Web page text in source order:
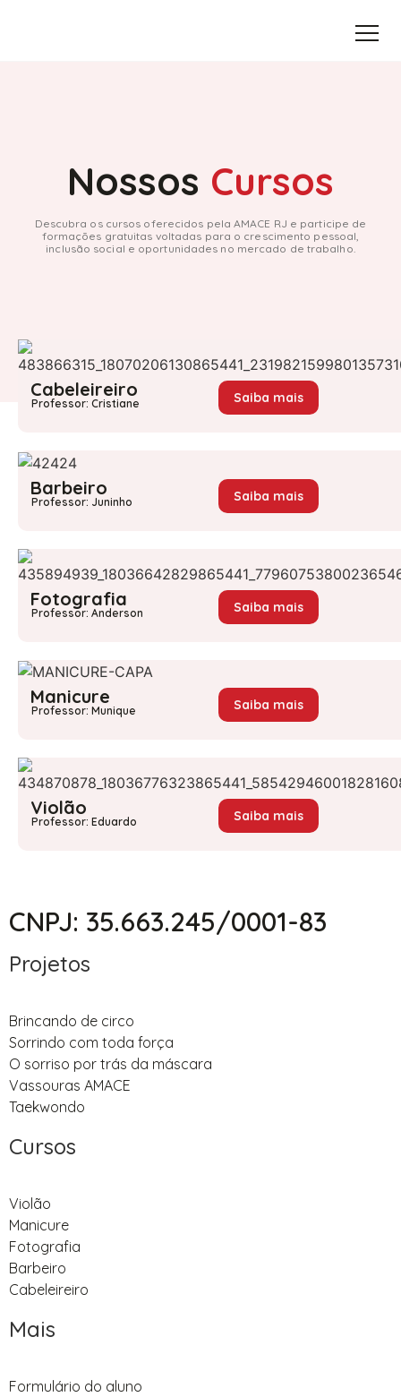
Nossos Cursos
Descubra os cursos oferecidos pela AMACE RJ e participe de
formações gratuitas voltadas para o crescimento pessoal,
inclusão social e oportunidades no mercado de trabalho.
Cabeleireiro
Professor: Cristiane Saiba mais
Barbeiro
Professor: Juninho Saiba mais
Fotografia
Professor: Anderson Saiba mais
Manicure
Professor: Munique Saiba mais
Violão
Professor: Eduardo Saiba mais
CNPJ: 35.663.245/0001-83
Projetos
Brincando de circo
Sorrindo com toda força
O sorriso por trás da máscara
Vassouras AMACE
Taekwondo
Cursos
Violão
Manicure
Fotografia
Barbeiro
Cabeleireiro
Mais
Formulário do aluno